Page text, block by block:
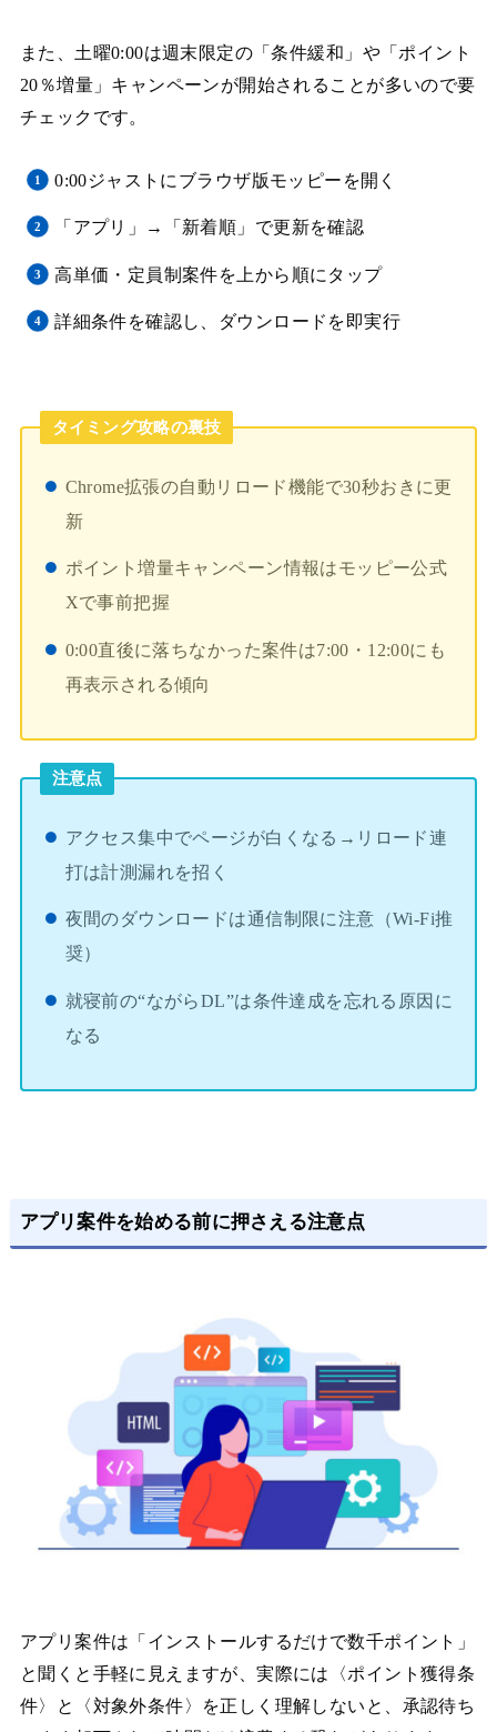
また、土曜0:00は週末限定の「条件緩和」や「ポイント
20％増量」キャンペーンが開始されることが多いので要
チェックです。
0:00ジャストにブラウザ版モッピーを開く
「アプリ」→「新着順」で更新を確認
高単価・定員制案件を上から順にタップ
詳細条件を確認し、ダウンロードを即実行
タイミング攻略の裏技
Chrome拡張の自動リロード機能で30秒おきに更
新
ポイント増量キャンペーン情報はモッピー公式
Xで事前把握
0:00直後に落ちなかった案件は7:00・12:00にも
再表示される傾向
注意点
アクセス集中でページが白くなる→リロード連
打は計測漏れを招く
夜間のダウンロードは通信制限に注意（Wi-Fi推
奨）
就寝前の“ながらDL”は条件達成を忘れる原因に
なる
アプリ案件を始める前に押さえる注意点
アプリ案件は「インストールするだけで数千ポイント」
と聞くと手軽に見えますが、実際には〈ポイント獲得条
件〉と〈対象外条件〉を正しく理解しないと、承認待ち